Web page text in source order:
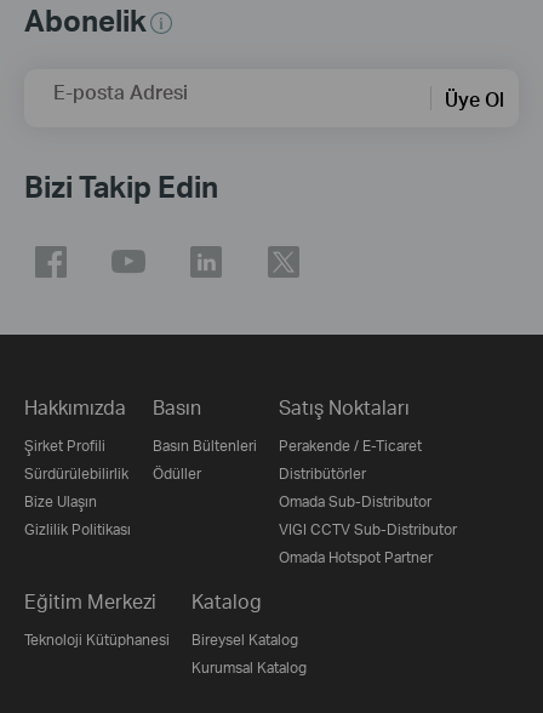
Abonelik
E-posta Adresi Üye Ol
Bizi Takip Edin
Hakkımızda
Şirket Profili
Sürdürülebilirlik
Bize Ulaşın
Gizlilik Politikası
Basın
Basın Bültenleri
Ödüller
Satış Noktaları
Perakende / E-Ticaret
Distribütörler
Omada Sub-Distributor
VIGI CCTV Sub-Distributor
Omada Hotspot Partner
Eğitim Merkezi
Teknoloji Kütüphanesi
Katalog
Bireysel Katalog
Kurumsal Katalog